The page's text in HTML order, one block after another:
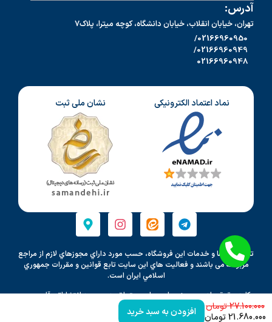
27.100.000
21.680.000تومان افزودن به سبد خرید
آدرس:
تهران، خیابان انقلاب، خیابان دانشگاه، کوچه میترا، پلاک7
02166960950/
02166960949/
02166960948
نماد اعتماد الکترونیکی نشان ملی ثبت
تمامي كالاها و خدمات اين فروشگاه، حسب مورد داراي مجوزهاي لازم از مراجع
مربوطه می باشند و فعاليت هاي اين سايت تابع قوانين و مقررات جمهوري
اسلامي ايران است.
کلیه حقوق مادی و معنوی این سایت متعلق به موسسه انتشاراتی قلم بصیر
می باشد و هرگونه کپی برداری پیگرد قانونی دارد.